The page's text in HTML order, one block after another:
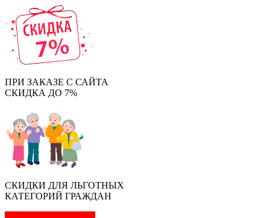
ПРИ ЗАКАЗЕ С САЙТА
СКИДКА ДО 7%
СКИДКИ ДЛЯ ЛЬГОТНЫХ
КАТЕГОРИЙ ГРАЖДАН